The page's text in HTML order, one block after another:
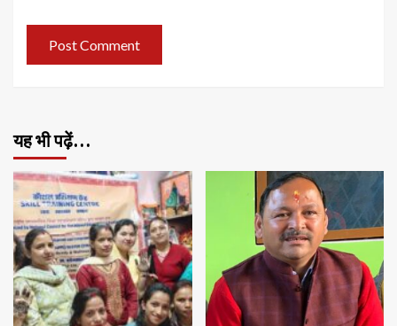
यह भी पढ़ें…